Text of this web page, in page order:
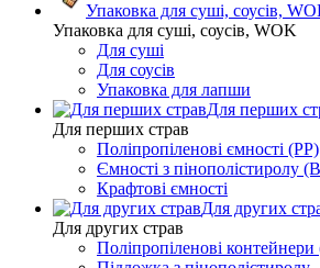
Упаковка для суші, соусів,
Упаковка для суші, соусів, WOK
Для суші
Для соусів
Упаковка для лапши
Для перших
Для перших страв
Поліпропіленові ємності (PP)
Ємності з пінополістиролу
Крафтові ємності
Для других
Для других страв
Поліпропіленові контейнери